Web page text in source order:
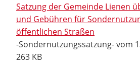
Satzung der Gemeinde Lienen
und Gebühren für
öffentlichen Straßen
-Sondernutzungssatzung- vom
263 KB